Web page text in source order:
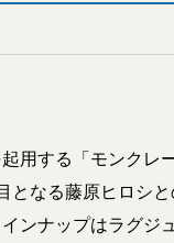
用する「モンクレ
となる藤原ヒロシ
ンナップはラグジ